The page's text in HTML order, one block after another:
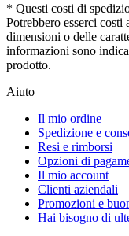
* Questi costi di
Potrebbero esserci costi
dimensioni o delle
informazioni sono
prodotto.
Aiuto
Il mio ordine
Spedizione e
Resi e rimborsi
Opzioni di
Il mio account
Clienti aziendali
Promozioni e
Hai bisogno di